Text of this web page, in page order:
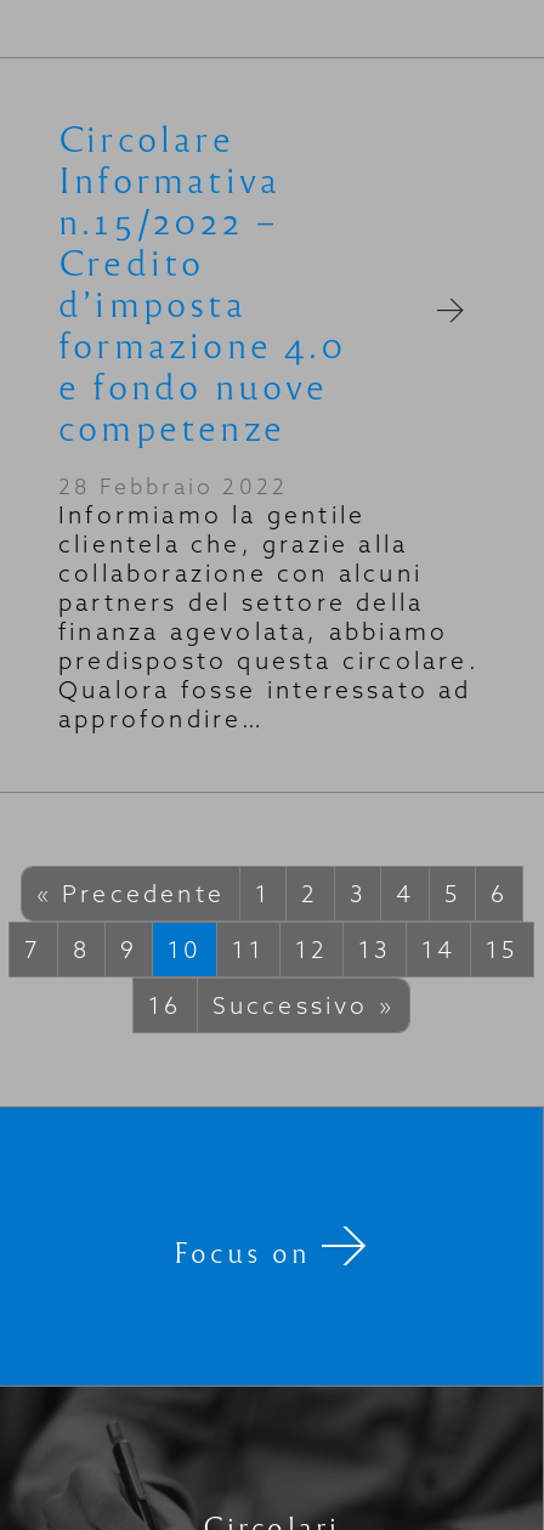
Circolare
Informativa
n.15/2022 –
Credito
d’imposta
formazione 4.0
e fondo nuove
competenze
28 Febbraio 2022
Informiamo la gentile
clientela che, grazie alla
collaborazione con alcuni
partners del settore della
finanza agevolata, abbiamo
predisposto questa circolare.
Qualora fosse interessato ad
approfondire…
« Precedente 1 2 3 4 5
6
7
8 9 10 11 12 13 14
15
16
Successivo »
Focus on